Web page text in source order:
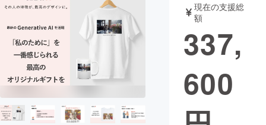
テクノロジー・ガジェット
書籍・雑誌
ビジネス・起業 チャレンジ
まちづくり・地域活性化
現在の支援総
額
337,
600